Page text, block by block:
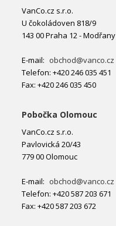
VanCo.cz s.r.o.
U čokoládoven 818/9
143 00 Praha 12 - Modřany
E-mail: obchod@vanco.cz
Telefon: +420 246 035 451
Fax: +420 246 035 450
Pobočka Olomouc
VanCo.cz s.r.o.
Pavlovická 20/43
779 00 Olomouc
E-mail: obchod@vanco.cz
Telefon: +420 587 203 671
Fax: +420 587 203 672